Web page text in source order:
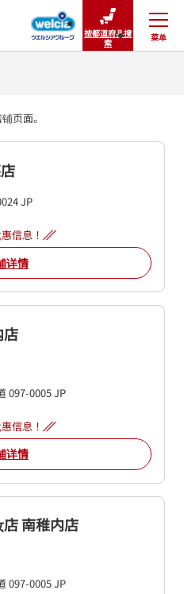
按都道府县搜
索
菜单
关闭
页面。
JP
信息！
详情
店
097-0005JP
信息！
详情
南稚内店
097-0005JP